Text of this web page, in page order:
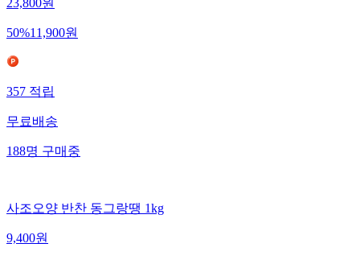
23,800원
50%11,900원
357적립
무료배송
188명구매중
사조오양 반찬 동그랑땡 1kg
9,400원